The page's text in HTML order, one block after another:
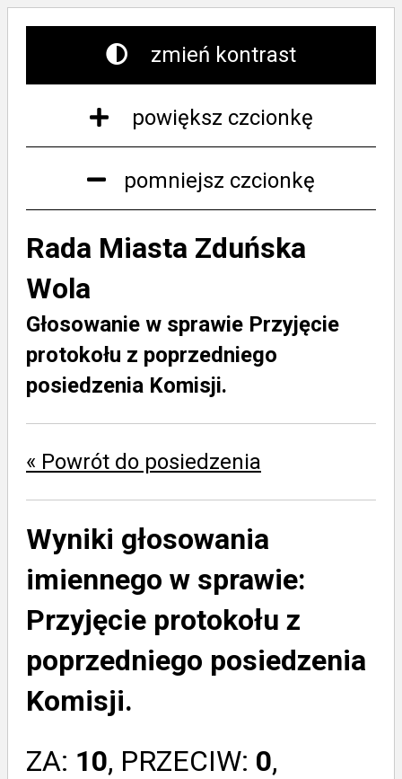
zmień kontrast
powiększ czcionkę
pomniejsz czcionkę
Rada Miasta Zduńska
Wola
Głosowanie w sprawie Przyjęcie
protokołu z poprzedniego
posiedzenia Komisji.
« Powrót do posiedzenia
Wyniki głosowania
imiennego w sprawie:
Przyjęcie protokołu z
poprzedniego posiedzenia
Komisji.
ZA: 10, PRZECIW: 0,